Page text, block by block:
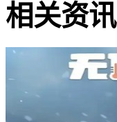
相关资讯